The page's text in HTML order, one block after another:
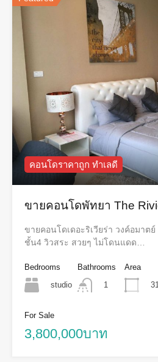
คอนโดราคาถูก ทำเลดี
ขายคอนโดพัทยา The
ขายคอนโดเดอะริเวียร่า วงค์อมาตย์
ชั้น4 วิวสระ สวยๆ ไม่โดนแดด…
Bedrooms
studio
Bathrooms
1
Area
For Sale
3,800,000บาท